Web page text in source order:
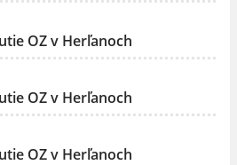
OZ v Herľanoch
OZ v Herľanoch
OZ v Herľanoch